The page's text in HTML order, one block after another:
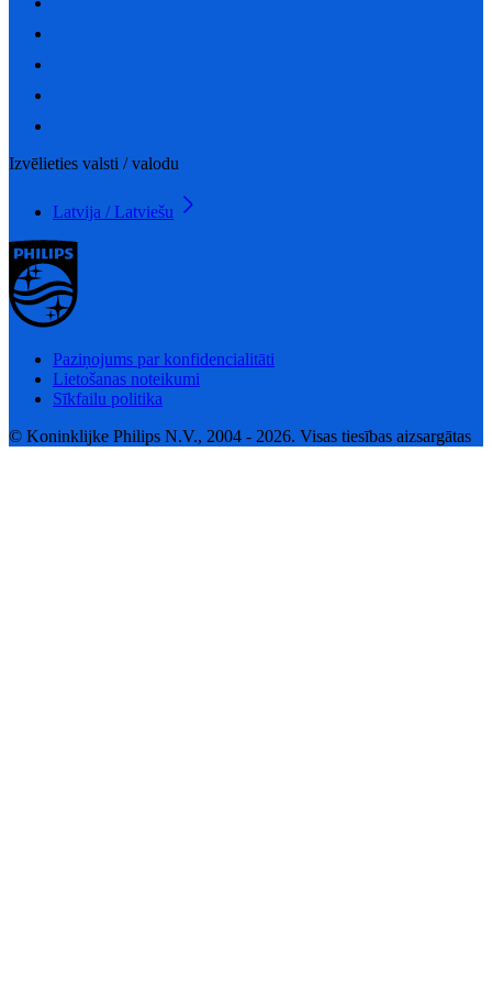
Izvēlieties valsti / valodu
Latvija / Latviešu
Paziņojums par konfidencialitāti
Lietošanas noteikumi
Sīkfailu politika
© Koninklijke Philips N.V., 2004 - 2026. Visas tiesības aizsargātas